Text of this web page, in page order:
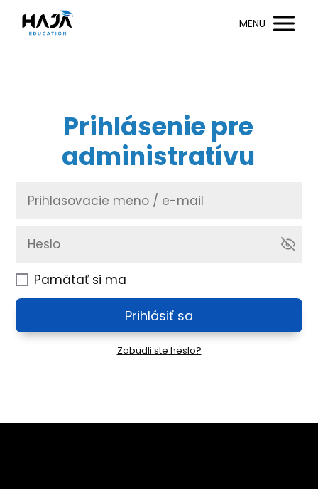
MENU
Prihlásenie pre
administratívu
Pamätať si ma
Prihlásiť sa
Zabudli ste heslo?